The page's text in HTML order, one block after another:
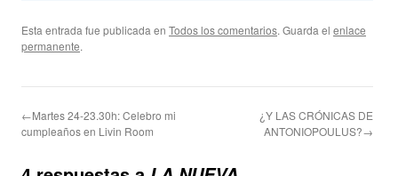
Esta entrada fue publicada en Todos los comentarios. Guarda el enlace
permanente.
←Martes 24-23.30h: Celebro mi
cumpleaños en Livin Room
¿Y LAS CRÓNICAS DE
ANTONIOPOULUS?→